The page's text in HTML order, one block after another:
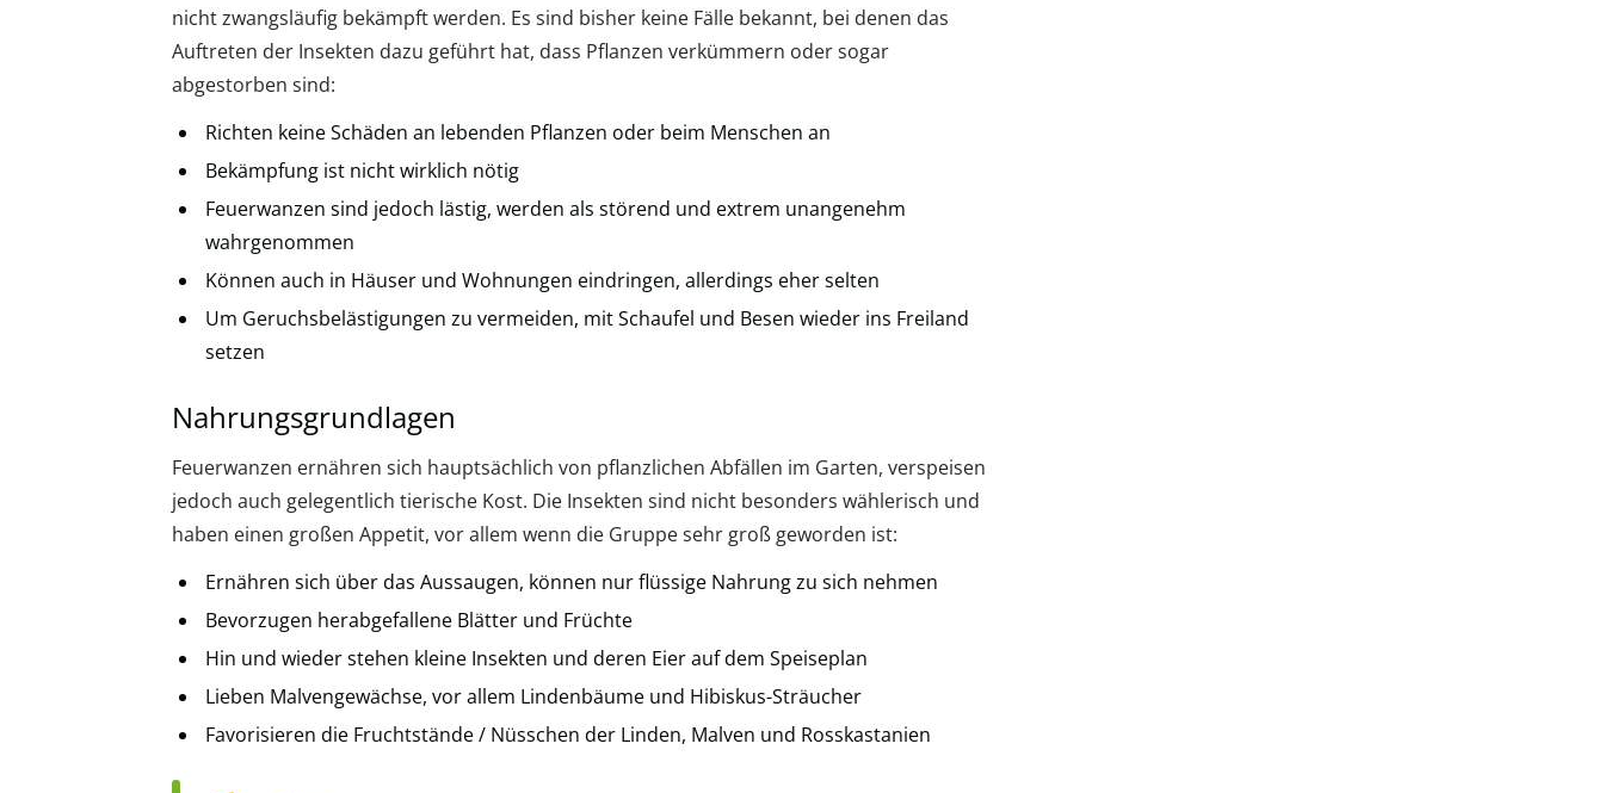
nicht zwangsläufig bekämpft werden. Es sind bisher keine Fälle bekannt, bei denen das
Auftreten der Insekten dazu geführt hat, dass Pflanzen verkümmern oder sogar
abgestorben sind:
Richten keine Schäden an lebenden Pflanzen oder beim Menschen an
Bekämpfung ist nicht wirklich nötig
Feuerwanzen sind jedoch lästig, werden als störend und extrem unangenehm
wahrgenommen
Können auch in Häuser und Wohnungen eindringen, allerdings eher selten
Um Geruchsbelästigungen zu vermeiden, mit Schaufel und Besen wieder ins Freiland
setzen
Nahrungsgrundlagen
Feuerwanzen ernähren sich hauptsächlich von pflanzlichen Abfällen im Garten, verspeisen
jedoch auch gelegentlich tierische Kost. Die Insekten sind nicht besonders wählerisch und
haben einen großen Appetit, vor allem wenn die Gruppe sehr groß geworden ist:
Ernähren sich über das Aussaugen, können nur flüssige Nahrung zu sich nehmen
Bevorzugen herabgefallene Blätter und Früchte
Hin und wieder stehen kleine Insekten und deren Eier auf dem Speiseplan
Lieben Malvengewächse, vor allem Lindenbäume und Hibiskus-Sträucher
Favorisieren die Fruchtstände / Nüsschen der Linden, Malven und Rosskastanien